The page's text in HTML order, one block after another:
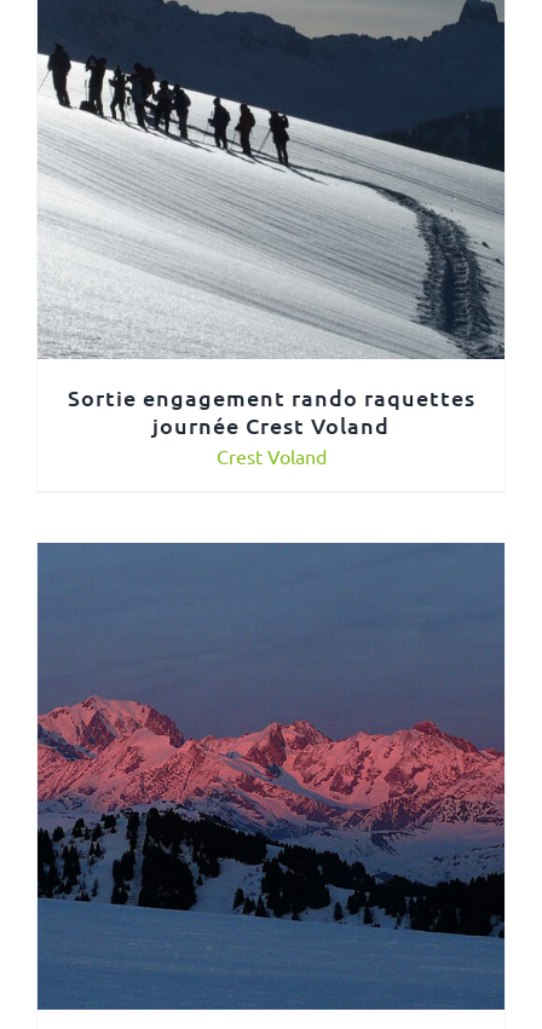
Sortie engagement rando raquettes
journée Crest Voland
Crest Voland